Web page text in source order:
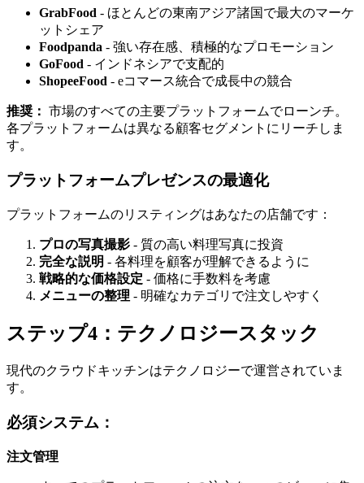
GrabFood - ほとんどの東南アジア諸国で最大のマーケ
ットシェア
Foodpanda - 強い存在感、積極的なプロモーション
GoFood - インドネシアで支配的
ShopeeFood - eコマース統合で成長中の競合
推奨： 市場のすべての主要プラットフォームでローンチ。
各プラットフォームは異なる顧客セグメントにリーチしま
す。
プラットフォームプレゼンスの最適化
プラットフォームのリスティングはあなたの店舗です：
プロの写真撮影 - 質の高い料理写真に投資
完全な説明 - 各料理を顧客が理解できるように
戦略的な価格設定 - 価格に手数料を考慮
メニューの整理 - 明確なカテゴリで注文しやすく
ステップ4：テクノロジースタック
現代のクラウドキッチンはテクノロジーで運営されていま
す。
必須システム：
注文管理